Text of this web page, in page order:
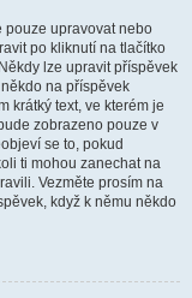
pouze upravovat nebo
po kliknutí na tlačítko
lze upravit příspěvek
na příspěvek
krátký text, ve kterém je
zobrazeno pouze v
se to, pokud
ti mohou zanechat na
Vezměte prosím na
když k němu někdo